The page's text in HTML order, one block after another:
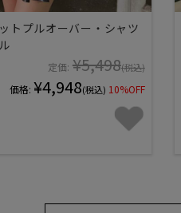
トプルオーバー・シャツ
定価: ¥5,498(税込)
価格: ¥4,948(税込) 10%OFF